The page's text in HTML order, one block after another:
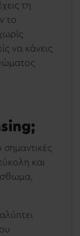
τη
το
να κάνεις
και